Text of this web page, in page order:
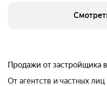
Продажи от застройщика
От агентств и частных лиц